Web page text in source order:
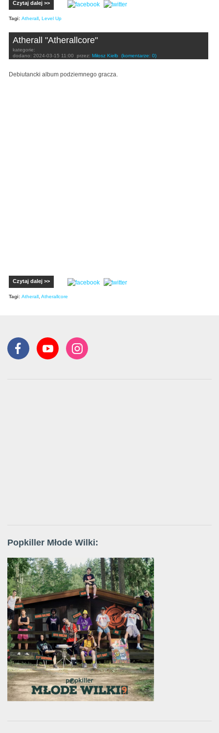
Czytaj dalej >>
Tagi: Atherall , Level Up
Atherall "Atherallcore"
kategorie:
dodano: 2024-03-15 11:00 przez: Miłosz Kiełb (komentarze: 0)
Debiutancki album podziemnego gracza.
Czytaj dalej >>
Tagi: Atherall , Atherallcore
Popkiller Młode Wilki: